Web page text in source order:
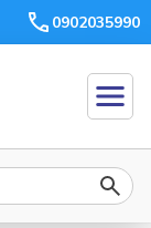
0902035990